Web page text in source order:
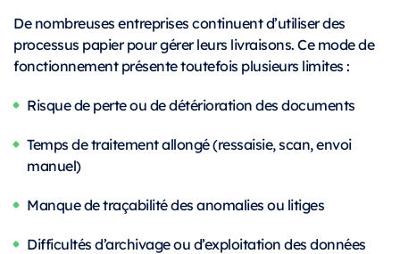
De nombreuses entreprises continuent d’utiliser des
processus papier pour gérer leurs livraisons. Ce mode de
fonctionnement présente toutefois plusieurs limites :
Risque de perte ou de détérioration des documents
Temps de traitement allongé (ressaisie, scan, envoi
manuel)
Manque de traçabilité des anomalies ou litiges
Difficultés d’archivage ou d’exploitation des données